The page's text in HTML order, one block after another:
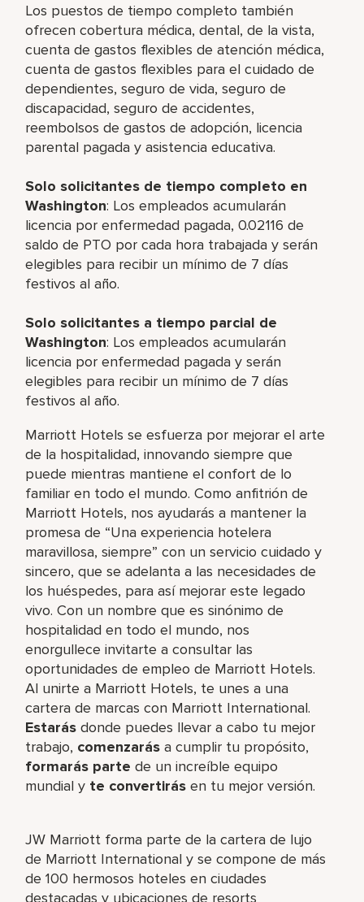
Los puestos de tiempo completo también
ofrecen cobertura médica, dental, de la vista,
cuenta de gastos flexibles de atención médica,
cuenta de gastos flexibles para el cuidado de
dependientes, seguro de vida, seguro de
discapacidad, seguro de accidentes,
reembolsos de gastos de adopción, licencia
parental pagada y asistencia educativa.
Solo solicitantes de tiempo completo en
Washington: Los empleados acumularán
licencia por enfermedad pagada, 0.02116 de
saldo de PTO por cada hora trabajada y serán
elegibles para recibir un mínimo de 7 días
festivos al año.
Solo solicitantes a tiempo parcial de
Washington: Los empleados acumularán
licencia por enfermedad pagada y serán
elegibles para recibir un mínimo de 7 días
festivos al año.
Marriott Hotels se esfuerza por mejorar el arte
de la hospitalidad, innovando siempre que
puede mientras mantiene el confort de lo
familiar en todo el mundo. Como anfitrión de
Marriott Hotels, nos ayudarás a mantener la
promesa de “Una experiencia hotelera
maravillosa, siempre” con un servicio cuidado y
sincero, que se adelanta a las necesidades de
los huéspedes, para así mejorar este legado
vivo. Con un nombre que es sinónimo de
hospitalidad en todo el mundo, nos
enorgullece invitarte a consultar las
oportunidades de empleo de Marriott Hotels.
Al unirte a Marriott Hotels, te unes a una
cartera de marcas con Marriott International.
Estarás donde puedes llevar a cabo tu mejor
trabajo,​ comenzarás a cumplir tu propósito,
formarás parte de un increíble​ equipo
mundial y te convertirás en tu mejor versión.
JW Marriott forma parte de la cartera de lujo
de Marriott International y se compone de más
de 100 hermosos hoteles en ciudades
destacadas y ubicaciones de resorts